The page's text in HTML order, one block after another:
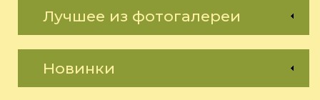
Лучшее из фотогалереи
Новинки